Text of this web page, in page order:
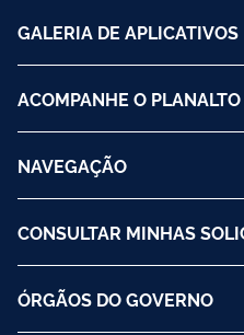
GALERIA DE APLICATIVOS
ACOMPANHE O PLANALTO
NAVEGAÇÃO
CONSULTAR MINHAS
ÓRGÃOS DO GOVERNO